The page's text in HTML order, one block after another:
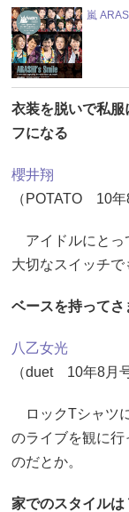
嵐
衣装を脱いで私
フになる
櫻井翔
（POTATO 10年
アイドルにとっ
大切なスイッチで
ベースを持ってさ
八乙女光
（duet 10年8月号
ロックTシャツ
のライブを観に行
のだとか。
家でのスタイル